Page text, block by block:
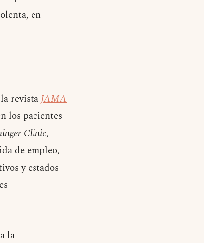
en
revista JAMA
los pacientes
Clinic,
de empleo,
y estados
la